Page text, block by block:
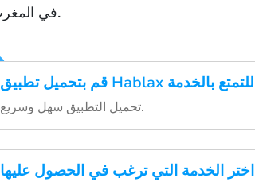
خطوات سريعة لاستخدام Hablax في المغرب.
قم بتحميل تطبيق Hablax للتمتع بالخدمة
تحميل التطبيق سهل وسريع.
اختر الخدمة التي ترغب في الحصول عليها